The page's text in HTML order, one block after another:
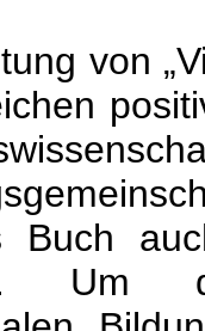
von
Buch
Um